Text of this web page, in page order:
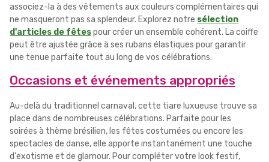
associez-la à des vêtements aux couleurs complémentaires qui
ne masqueront pas sa splendeur. Explorez notre sélection
d'articles de fêtespour créer un ensemble cohérent. La coiffe
peut être ajustée grâce à ses rubans élastiques pour garantir
une tenue parfaite tout au long de vos célébrations.
Occasions et événements appropriés
Au-delà du traditionnel carnaval, cette tiare luxueuse trouve sa
place dans de nombreuses célébrations. Parfaite pour les
soirées à thème brésilien, les fêtes costumées ou encore les
spectacles de danse, elle apporte instantanément une touche
d'exotisme et de glamour. Pour compléter votre look festif,